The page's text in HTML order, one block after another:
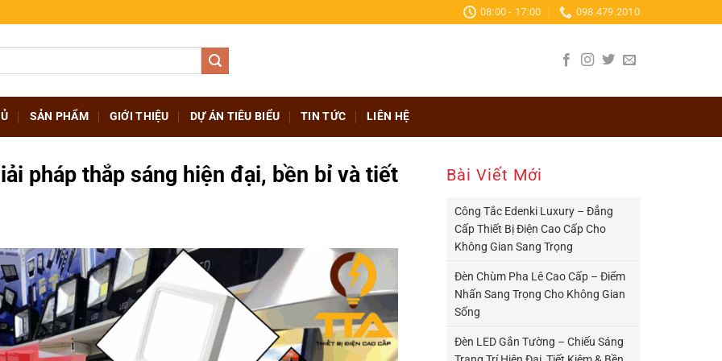
08:00 - 17:00 098.479.2010
SẢN PHẨM GIỚI THIỆU DỰ ÁN TIÊU BIỂU TIN TỨC LIÊN HỆ
pháp thắp sáng hiện đại, bền bỉ và tiết
Bài Viết Mới
Công Tắc Edenki Luxury – Đẳng
Cấp Thiết Bị Điện Cao Cấp Cho
Không Gian Sang Trọng
Đèn Chùm Pha Lê Cao Cấp – Điểm
Nhấn Sang Trọng Cho Không Gian
Sống
Đèn LED Gắn Tường – Chiếu Sáng